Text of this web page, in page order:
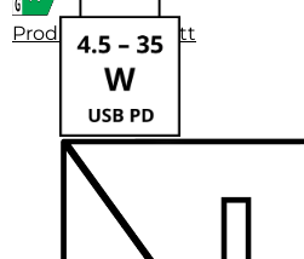
Produktdatenblatt